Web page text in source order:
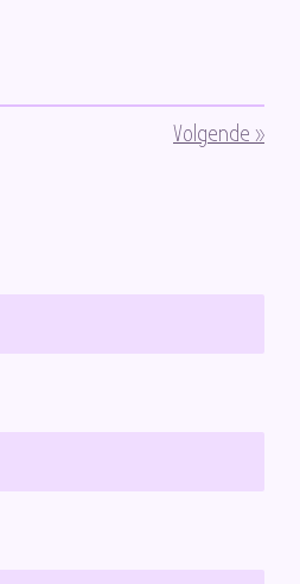
Volgende »